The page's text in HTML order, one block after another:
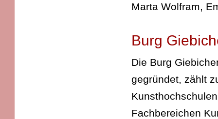
Marta Wolfram,
Burg
Die Burg
gegründet, zählt
Fachbereichen